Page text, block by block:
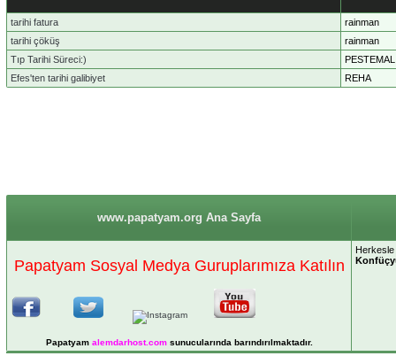
tarihi fatura
rainman
tarihi çöküş
rainman
Tıp Tarihi Süreci:)
PESTEMAL
Efes'ten tarihi galibiyet
REHA
www.papatyam.org Ana Sayfa
Papatyam Sosyal Medya Guruplarımıza Katılın
Papatyam alemdarhost.comsunucularında barındırılmaktadır.
Herkesle